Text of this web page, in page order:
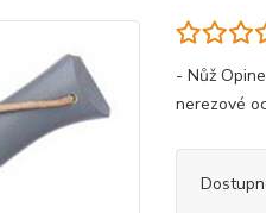
- Nůž
nerezové